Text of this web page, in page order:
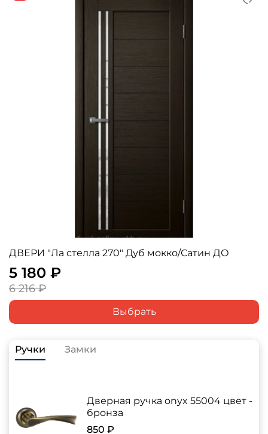
ДВЕРИ "Ла стелла 270" Дуб мокко/Сатин ДО
5 180 ₽
6 216 ₽
Выбрать
Ручки Замки
Дверная ручка onyx 55004 цвет -
бронза
850 ₽